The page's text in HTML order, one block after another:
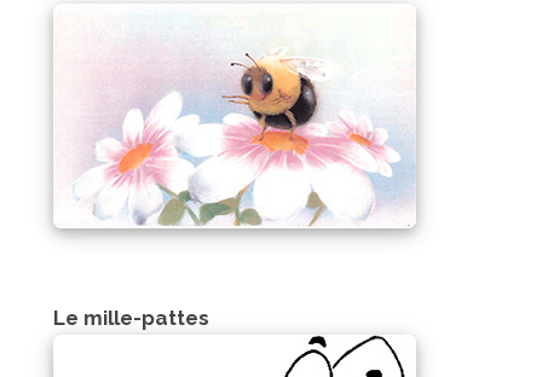
Le mille-pattes